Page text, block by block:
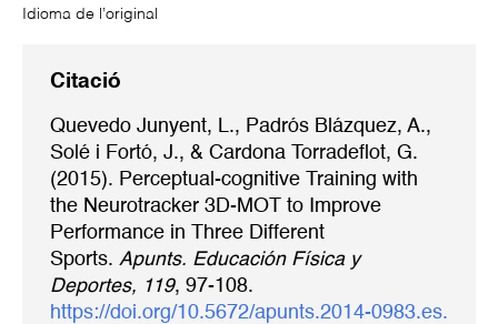
Idioma de l’original
Citació
Quevedo Junyent, L., Padrós Blázquez, A.,
Solé i Fortó, J., & Cardona Torradeflot, G.
(2015). Perceptual-cognitive Training with
the Neurotracker 3D-MOT to Improve
Performance in Three Different
Sports. Apunts. Educación Física y
Deportes, 119, 97-108.
https://doi.org/10.5672/apunts.2014-0983.es.